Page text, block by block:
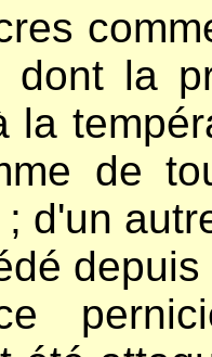
dont la
la
de
d'un